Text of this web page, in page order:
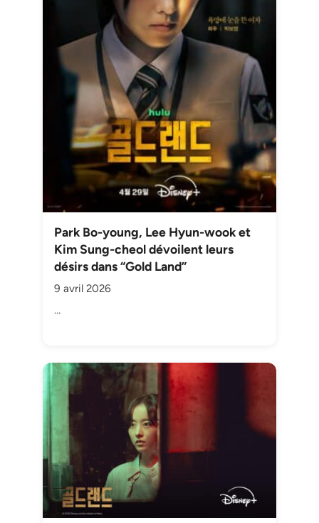
Park Bo-young, Lee Hyun-wook et
Kim Sung-cheol dévoilent leurs
désirs dans “Gold Land”
9 avril 2026
…